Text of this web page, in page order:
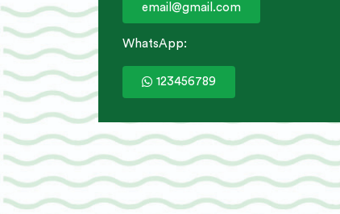
email@gmail.com
WhatsApp:
123456789